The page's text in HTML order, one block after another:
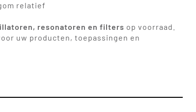
relatief
resonatoren en filters op voorraad.
uw producten, toepassingen en